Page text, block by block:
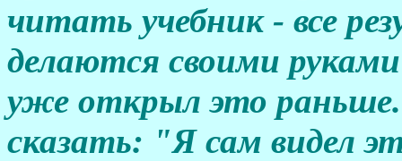
читать учебник - все
делаются своими
уже открыл это
сказать: "Я сам видел